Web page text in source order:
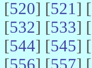
[520] [521] [
[532] [533] [
[544] [545] [